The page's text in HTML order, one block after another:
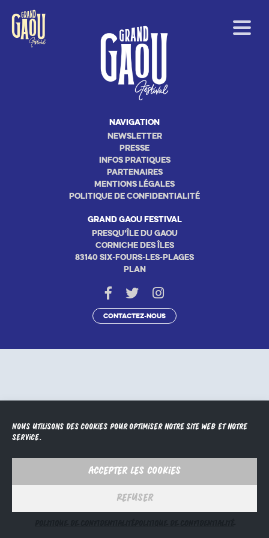
Nous utilisons des cookies pour optimiser notre site web et notre
service.
Accepter les cookies
Refuser
Navigation
Newsletter
Presse
Infos pratiques
Partenaires
Mentions légales
Politique de confidentialité
GRAND GAOU FESTIVAL
Presqu’île du Gaou
Corniche des Îles
83140 Six-Fours-les-Plages
Plan
Contactez-nous